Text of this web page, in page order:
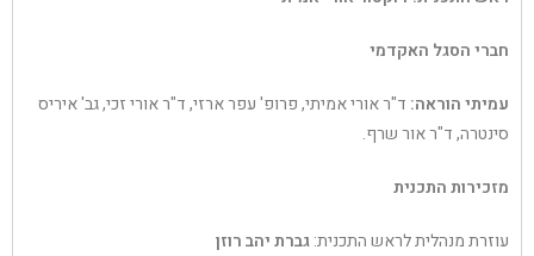
חברי הסגל האקדמי
עמיתי הוראה: ד"ר אורי אמיתי, פרופ' עפר ארזי, ד"ר אורי זכי, גב' איריס
סינטרה, ד"ר אור שרף.
מזכירות התכנית
עוזרת מנהלית לראש התכנית:גברת יהב רוזן